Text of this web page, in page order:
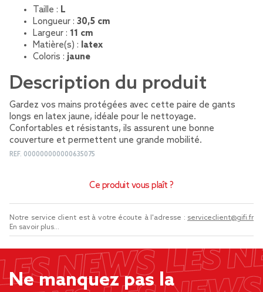
Taille : L
Longueur : 30,5 cm
Largeur : 11 cm
Matière(s) : latex
Coloris : jaune
Description du produit
Gardez vos mains protégées avec cette paire de gants
longs en latex jaune, idéale pour le nettoyage.
Confortables et résistants, ils assurent une bonne
couverture et permettent une grande mobilité.
REF. 000000000000635075
Ce produit vous plaît ?
Notre service client est à votre écoute à l'adresse : serviceclient@gifi.fr
En savoir plus...
Ne manquez pas la